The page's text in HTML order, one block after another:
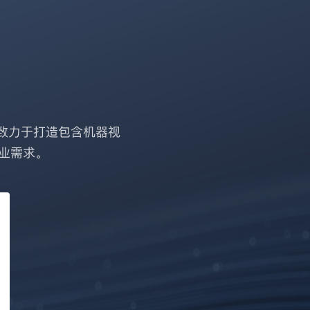
力于打造包含机器视
求。